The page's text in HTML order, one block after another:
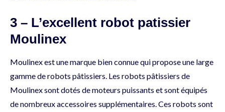
3 – L’excellent robot patissier
Moulinex
Moulinex est une marque bien connue qui propose une large
gamme de robots pâtissiers. Les robots pâtissiers de
Moulinex sont dotés de moteurs puissants et sont équipés
de nombreux accessoires supplémentaires. Ces robots sont